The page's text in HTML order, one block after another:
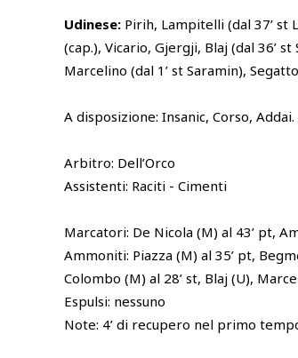
Udinese: Pirih, Lampitelli (dal 37’ st
(cap.), Vicario, Gjergji, Blaj (dal 36’
Marcelino (dal 1’ st Saramin),
A disposizione: Insanic, Corso,
Arbitro: Dell’Orco
Assistenti: Raciti - Cimenti
Marcatori: De Nicola (M) al 43’ pt,
Ammoniti: Piazza (M) al 35’ pt,
Colombo (M) al 28’ st, Blaj (U),
Espulsi: nessuno
Note: 4’ di recupero nel primo